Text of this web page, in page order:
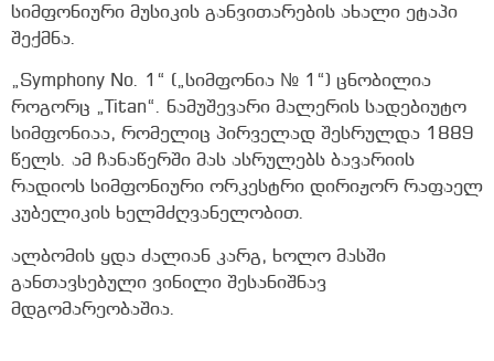
სიმფონიური მუსიკის განვითარების ახალი ეტაპი
შექმნა.
„Symphony No. 1“ („სიმფონია № 1“) ცნობილია
როგორც „Titan“. ნამუშევარი მალერის სადებიუტო
სიმფონიაა, რომელიც პირველად შესრულდა 1889
წელს. ამ ჩანაწერში მას ასრულებს ბავარიის
რადიოს სიმფონიური ორკესტრი დირიჟორ რაფაელ
კუბელიკის ხელმძღვანელობით.
ალბომის ყდა ძალიან კარგ, ხოლო მასში
განთავსებული ვინილი შესანიშნავ
მდგომარეობაშია.